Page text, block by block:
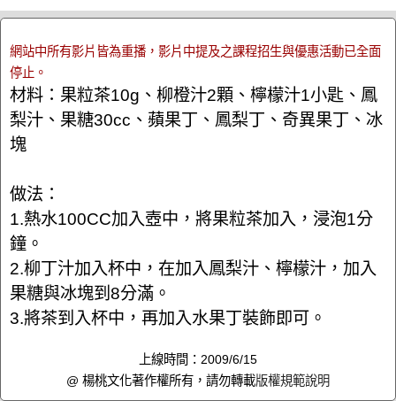
網站中所有影片皆為重播，影片中提及之課程招生與優惠活動已全面
停止。
材料：果粒茶10g、柳橙汁2顆、檸檬汁1小匙、鳳
梨汁、果糖30cc、蘋果丁、鳳梨丁、奇異果丁、冰
塊
做法：
1.熱水100CC加入壺中，將果粒茶加入，浸泡1分
鐘。
2.柳丁汁加入杯中，在加入鳳梨汁、檸檬汁，加入
果糖與冰塊到8分滿。
3.將茶到入杯中，再加入水果丁裝飾即可。
上線時間：2009/6/15
@ 楊桃文化著作權所有，請勿轉載版權規範說明